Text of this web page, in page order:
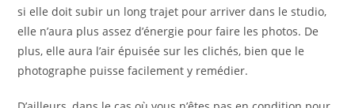
si elle doit subir un long trajet pour arriver dans le studio,
elle n’aura plus assez d’énergie pour faire les photos. De
plus, elle aura l’air épuisée sur les clichés, bien que le
photographe puisse facilement y remédier.